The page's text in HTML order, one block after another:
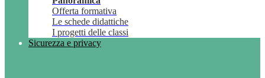
Offerta formativa
Le schede didattiche
I progetti delle classi
Sicurezza e privacy